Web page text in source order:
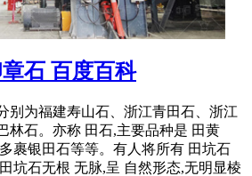
石 百度百科
别为福建寿山石、浙江青田石、浙江
林石。亦称 田石,主要品种是 田黄
裹银田石等等。有人将所有 田坑石
坑石无根 无脉,呈 自然形态,无明显棱